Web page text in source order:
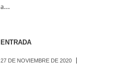
a...
ENTRADA
27 DE NOVIEMBRE DE 2020